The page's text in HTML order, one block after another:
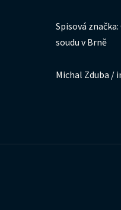
Spisová
soudu v Brně
Michal Zduba /